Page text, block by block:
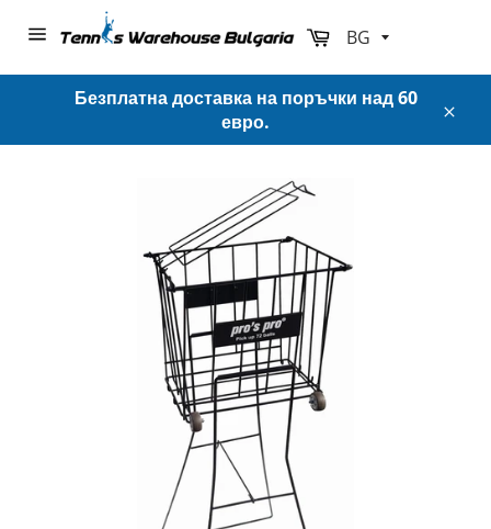
към
в
сайта
Количка
Безплатна доставка на поръчки над 60
евро.